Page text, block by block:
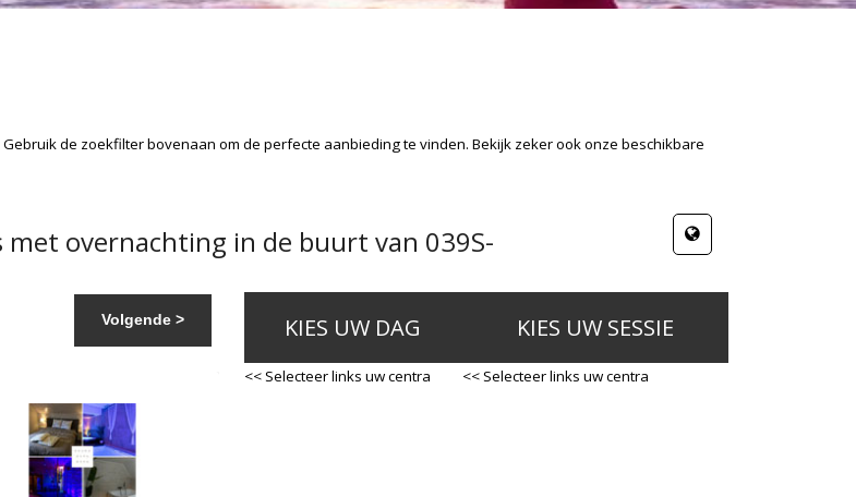
de zoekfilter bovenaan om de perfecte aanbieding te vinden. Bekijk zeker ook onze beschikbare
overnachting in de buurt van 039S-
Volgende > KIES UW DAG
<< Selecteer links uw centra
KIES UW SESSIE
<< Selecteer links uw centra